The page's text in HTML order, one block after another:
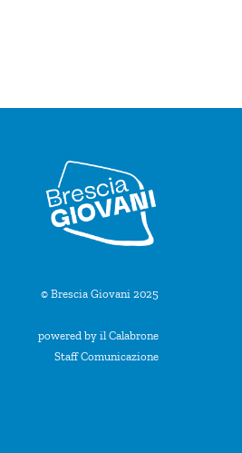
© Brescia Giovani 2025
powered by il Calabrone
Staff Comunicazione